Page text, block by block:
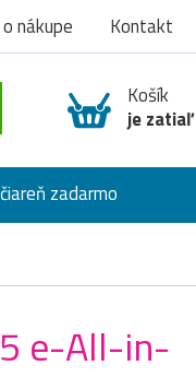
nákupe Kontakt
Košík
je
zadarmo
e-All-in-